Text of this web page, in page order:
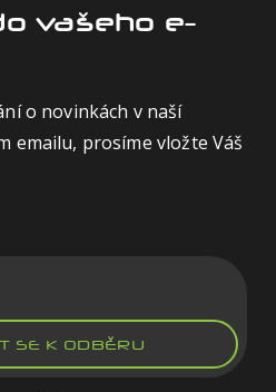
vašeho e-
o novinkách v naší
emailu, prosíme vložte Váš
SE K ODBĚRU